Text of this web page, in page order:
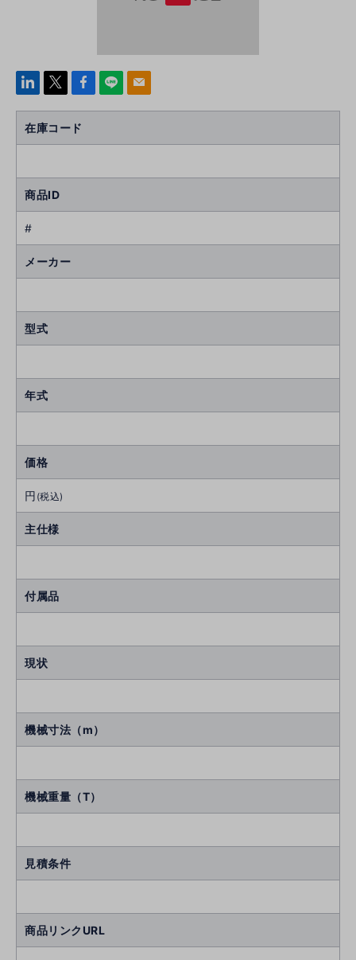
linke
Face
k
line mail
在庫コード
商品ID
#
メーカー
型式
年式
価格
円 (税込)
主仕様
付属品
現状
機械寸法（m）
機械重量（T）
見積条件
商品リンクURL